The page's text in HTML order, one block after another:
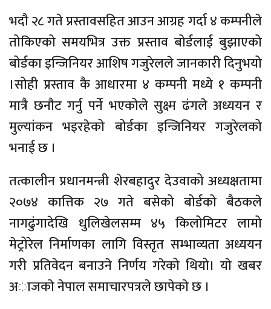
भदौ २८ गते प्रस्तावसहित आउन आग्रह गर्दा ४ कम्पनीले
तोकिएको समयभित्र उक्त प्रस्ताव बोर्डलाई बुझाएको
बोर्डका इन्जिनियर आशिष गजुरेलले जानकारी दिनुभयो
।सोही प्रस्ताव कै आधारमा ४ कम्पनी मध्ये १ कम्पनी
मात्रै छनौट गर्नु पर्ने भएकोले सुक्ष्म ढंगले अध्ययन र
मुल्यांकन भइरहेको बोर्डका इन्जिनियर गजुरेलको
भनाई छ ।
तत्कालीन प्रधानमन्त्री शेरबहादुर देउवाको अध्यक्षतामा
२०७४ कात्तिक २७ गते बसेको बोर्डको बैठकले
नागढुंगादेखि धुलिखेलसम्म ४५ किलोमिटर लामो
मेट्रोरेल निर्माणका लागि विस्तृत सम्भाव्यता अध्ययन
गरी प्रतिवेदन बनाउने निर्णय गरेको थियो। याे खबर
अाजकाे नेपाल समाचारपत्रले छापेकाे छ ।